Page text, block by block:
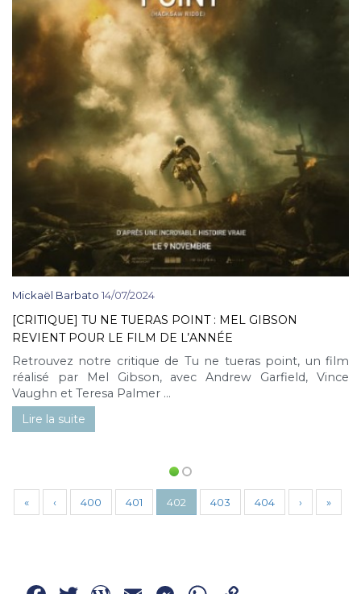
Mickaël Barbato 14/07/2024
[CRITIQUE] TU NE TUERAS POINT : MEL GIBSON
REVIENT POUR LE FILM DE L’ANNÉE
Retrouvez notre critique de Tu ne tueras point, un film
réalisé par Mel Gibson, avec Andrew Garfield, Vince
Vaughn et Teresa Palmer ...
Lire la suite
« ‹ 400 401 402 403 404 › »